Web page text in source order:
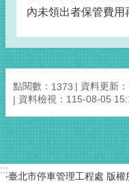
內未領出者保管費用
點閱數： 1373
資料更新
資料檢視：115-08-05
:::
‧臺北市停車管理工程處 版